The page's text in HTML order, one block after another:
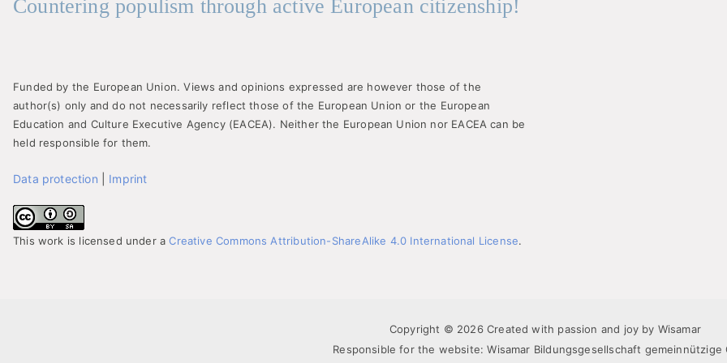
Countering populism through active European citizenship!
Funded by the European Union. Views and opinions expressed are however those of the
author(s) only and do not necessarily reflect those of the European Union or the European
Education and Culture Executive Agency (EACEA). Neither the European Union nor EACEA can be
held responsible for them.
Data protection Imprint
This work is licensed under aCreative Commons Attribution-ShareAlike 4.0 International License.
Copyright © 2026 Created with passion and joy by Wisamar
Responsible for the website: Wisamar Bildungsgesellschaft gemeinnützige